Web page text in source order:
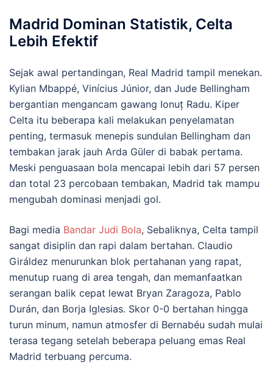
Madrid Dominan Statistik, Celta
Lebih Efektif
Sejak awal pertandingan, Real Madrid tampil menekan.
Kylian Mbappé, Vinícius Júnior, dan Jude Bellingham
bergantian mengancam gawang Ionuț Radu. Kiper
Celta itu beberapa kali melakukan penyelamatan
penting, termasuk menepis sundulan Bellingham dan
tembakan jarak jauh Arda Güler di babak pertama.
Meski penguasaan bola mencapai lebih dari 57 persen
dan total 23 percobaan tembakan, Madrid tak mampu
mengubah dominasi menjadi gol.
Bagi media Bandar Judi Bola, Sebaliknya, Celta tampil
sangat disiplin dan rapi dalam bertahan. Claudio
Giráldez menurunkan blok pertahanan yang rapat,
menutup ruang di area tengah, dan memanfaatkan
serangan balik cepat lewat Bryan Zaragoza, Pablo
Durán, dan Borja Iglesias. Skor 0-0 bertahan hingga
turun minum, namun atmosfer di Bernabéu sudah mulai
terasa tegang setelah beberapa peluang emas Real
Madrid terbuang percuma.